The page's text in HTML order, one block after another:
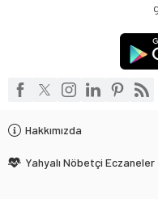
Hakkımızda
Yahyalı Nöbetçi Eczaneler